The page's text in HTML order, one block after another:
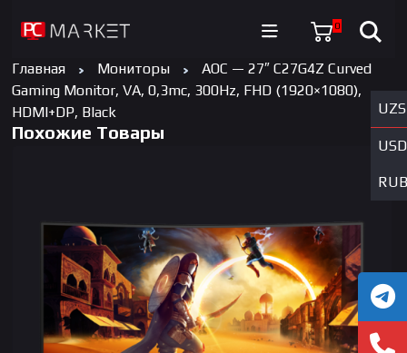
0
UZS
USD
RUB
Главная Мониторы
AOC — 27″ C27G4Z Curved
Gaming Monitor, VA, 0,3mc, 300Hz, FHD (1920×1080),
HDMI+DP, Black
Похожие Товары